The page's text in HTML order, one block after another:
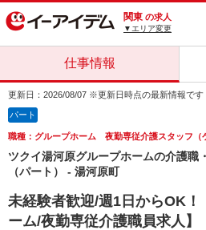
関東 の求人
▼エリア変更
仕事情報
更新日：2026/08/07 ※更新日時点の最新情報です
パート
職種：グループホーム 夜勤専従介護スタッフ（
ツクイ湯河原グループホームの介護職
（パート） - 湯河原町
未経験者歓迎/週1日からOK
ーム/夜勤専従介護職員求人】